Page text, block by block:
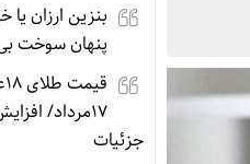
بنزین ارزان
پنهان سوخت
17مرداد/
جزئیات